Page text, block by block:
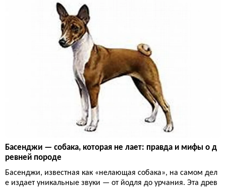
Басенджи — собака, которая не лает: правда и мифы о д
ревней породе
Басенджи, известная как «нелающая собака», на самом дел
е издает уникальные звуки — от йодля до урчания. Эта древ